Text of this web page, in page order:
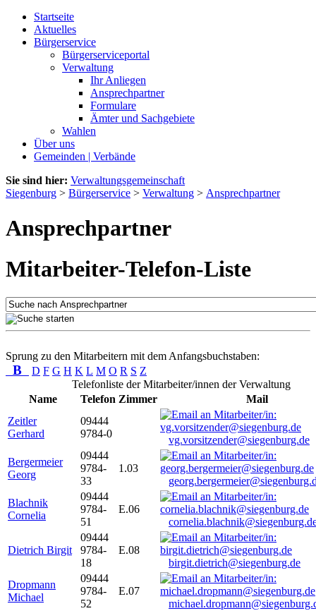
Startseite
Aktuelles
Bürgerservice
Bürgerserviceportal
Verwaltung
Ihr Anliegen
Ansprechpartner
Formulare
Ämter und Sachgebiete
Wahlen
Über uns
Gemeinden | Verbände
Sie sind hier: Verwaltungsgemeinschaft
Siegenburg > Bürgerservice > Verwaltung > Ansprechpartner
Ansprechpartner
Mitarbeiter-Telefon-Liste
Sprung zu den Mitarbeitern mit dem Anfangsbuchstaben:
B D F G H K L M O R S Z
Telefonliste der Mitarbeiter/innen der Verwaltung
Name
Telefon Zimmer
Mail
Zeitler
Gerhard
09444
9784-0
vg.vorsitzender@siegenburg.de
Bergermeier
Georg
09444
9784-
33
1.03
Blachnik
Cornelia
09444
9784-
51
E.06
Dietrich Birgit
09444
9784-
18
E.08
birgit.dietrich@siegenburg.de
Dropmann
Michael
09444
9784-
52
E.07